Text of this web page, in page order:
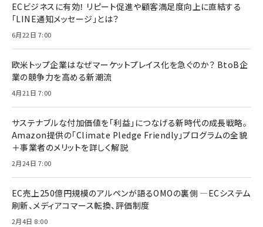
ECビジネスに有効！ リピート促進や顧客満足度向上に直結する
「LINE通知メッセージ」とは？
6月22日 7:00
欧米トップ企業はなぜマーケットプレイス化を急ぐのか？ BtoB企
業の競争力を高める新潮流
4月21日 7:00
サステナブルな付加価値を「利益」につなげる新時代の成長戦略。
Amazon提供の「Climate Pledge Friendly」プログラムの全貌
＋事業者のメリットを詳しく解説
2月24日 7:00
EC売上250億円規模のアルペンが語るOMOの裏側 ―ECシステム
刷新、メディアコマース転換、評価制度
2月4日 8:00